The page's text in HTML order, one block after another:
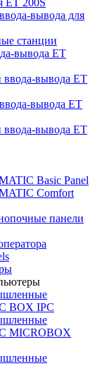
ET 200S
вывода для
станции
вывода ET
вывода ET
вывода ET
вывода ET
Basic Panel
Comfort
панели
BOX IPC
MICROBOX